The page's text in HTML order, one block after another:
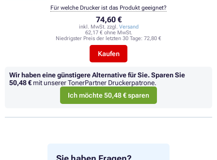
74,60 €
inkl. MwSt. zzgl. Versand
62,17 € ohne MwSt.
Niedrigster Preis der letzten 30 Tage: 72,80 €
Kaufen
Für welche Drucker ist das Produkt geeignet?
Wir haben eine günstigere Alternative für Sie.Sparen Sie
50,48 € mit unserer TonerPartner Druckerpatrone.
Ich möchte 50,48 € sparen